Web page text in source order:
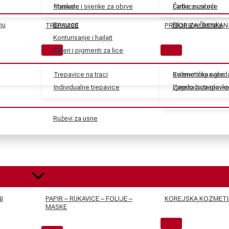
Bronzeri
Konturisanje i hajlajt
Gliteri i pigmenti za lice
Fiksiranje šminke
Ruževi za usne
Maskare
Pomade i sijenke za obrve
Farbe za obrve
TREPAVICE
Trepavice na traci
Individualne trepavice
Svilene trepavice
Ljepilo za
Četkice za oči
PRIBOR ZA
Kozmetička
Zarezači za olovke
PAPIR – RUKAVICE – FOLIJE –
MASKE
KOREJSKA